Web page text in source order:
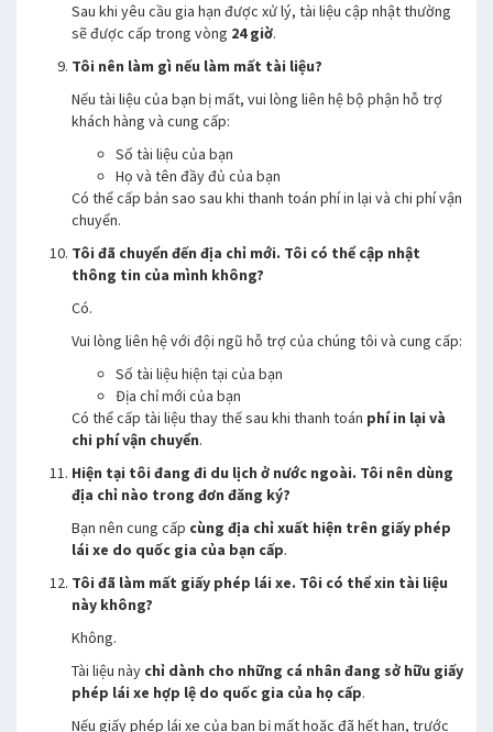
Sau khi yêu cầu gia hạn được xử lý, tài liệu cập nhật thường
sẽ được cấp trong vòng 24 giờ.
Tôi nên làm gì nếu làm mất tài liệu?
Nếu tài liệu của bạn bị mất, vui lòng liên hệ bộ phận hỗ trợ
khách hàng và cung cấp:
Số tài liệu của bạn
Họ và tên đầy đủ của bạn
Có thể cấp bản sao sau khi thanh toán phí in lại và chi phí vận
chuyển.
Tôi đã chuyển đến địa chỉ mới. Tôi có thể cập nhật
thông tin của mình không?
Có.
Vui lòng liên hệ với đội ngũ hỗ trợ của chúng tôi và cung cấp:
Số tài liệu hiện tại của bạn
Địa chỉ mới của bạn
Có thể cấp tài liệu thay thế sau khi thanh toán phí in lại và
chi phí vận chuyển.
Hiện tại tôi đang đi du lịch ở nước ngoài. Tôi nên dùng
địa chỉ nào trong đơn đăng ký?
Bạn nên cung cấp cùng địa chỉ xuất hiện trên giấy phép
lái xe do quốc gia của bạn cấp.
Tôi đã làm mất giấy phép lái xe. Tôi có thể xin tài liệu
này không?
Không.
Tài liệu này chỉ dành cho những cá nhân đang sở hữu giấy
phép lái xe hợp lệ do quốc gia của họ cấp.
Nếu giấy phép lái xe của bạn bị mất hoặc đã hết hạn, trước